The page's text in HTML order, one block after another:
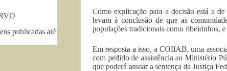
Como explicação para a decisão está a
levam à conclusão de que as
populações tradicionais como ribeirinhos,
Em resposta a isso, a COIIAB, uma
com pedido de assistência ao Ministério
que poderá anular a sentença da Justiça
publicadas até